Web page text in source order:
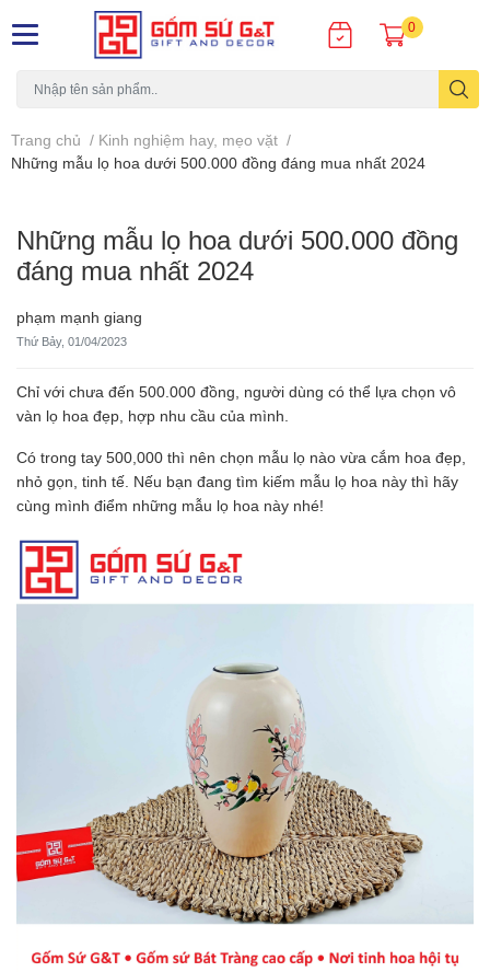
0
Trang chủ / Kinh nghiệm hay, mẹo vặt /
Những mẫu lọ hoa dưới 500.000 đồng đáng mua nhất 2024
Những mẫu lọ hoa dưới 500.000 đồng
đáng mua nhất 2024
phạm mạnh giang
Thứ Bảy, 01/04/2023
Chỉ với chưa đến 500.000 đồng, người dùng có thể lựa chọn vô
vàn lọ hoa đẹp, hợp nhu cầu của mình.
Có trong tay 500,000 thì nên chọn mẫu lọ nào vừa cắm hoa đẹp,
nhỏ gọn, tinh tế. Nếu bạn đang tìm kiếm mẫu lọ hoa này thì hãy
cùng mình điểm những mẫu lọ hoa này nhé!